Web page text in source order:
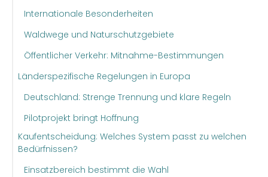
Internationale Besonderheiten
Waldwege und Naturschutzgebiete
Öffentlicher Verkehr: Mitnahme-Bestimmungen
Länderspezifische Regelungen in Europa
Deutschland: Strenge Trennung und klare Regeln
Pilotprojekt bringt Hoffnung
Kaufentscheidung: Welches System passt zu welchen
Bedürfnissen?
Einsatzbereich bestimmt die Wahl